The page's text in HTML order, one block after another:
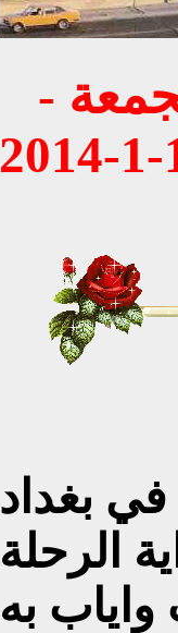
في بغداد
الرحلة
به